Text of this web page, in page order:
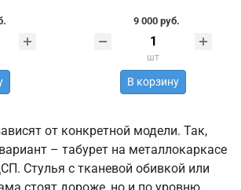
9 000 руб.
шт
В корзину
от конкретной модели. Так,
– табурет на металлокаркасе
Стулья с тканевой обивкой или